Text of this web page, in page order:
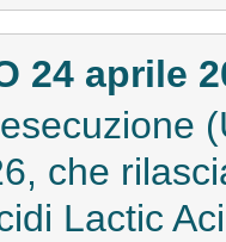
24 aprile
che
Lactic